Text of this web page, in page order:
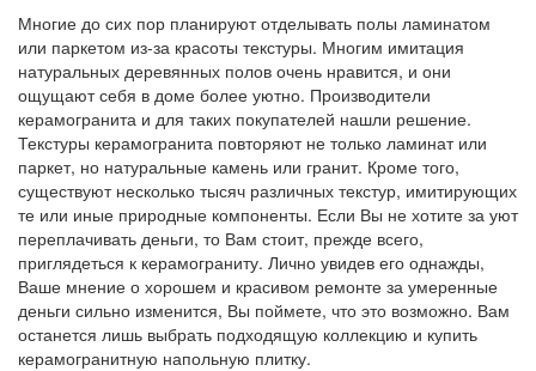
Многие до сих пор планируют отделывать полы ламинатом
или паркетом из-за красоты текстуры. Многим имитация
натуральных деревянных полов очень нравится, и они
ощущают себя в доме более уютно. Производители
керамогранита и для таких покупателей нашли решение.
Текстуры керамогранита повторяют не только ламинат или
паркет, но натуральные камень или гранит. Кроме того,
существуют несколько тысяч различных текстур, имитирующих
те или иные природные компоненты. Если Вы не хотите за уют
переплачивать деньги, то Вам стоит, прежде всего,
приглядеться к керамограниту. Лично увидев его однажды,
Ваше мнение о хорошем и красивом ремонте за умеренные
деньги сильно изменится, Вы поймете, что это возможно. Вам
останется лишь выбрать подходящую коллекцию и купить
керамогранитную напольную плитку.